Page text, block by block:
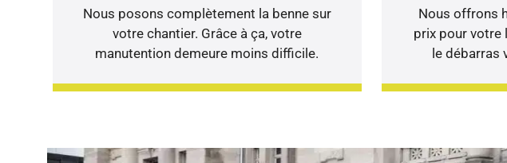
Nous posons complètement la benne sur
votre chantier. Grâce à ça, votre
manutention demeure moins difficile.
Nous offrons
prix pour votre
le débarras